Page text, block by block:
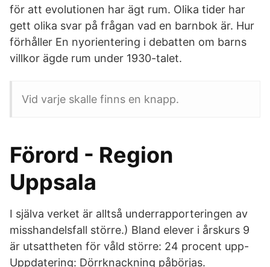
för att evolutionen har ägt rum. Olika tider har
gett olika svar på frågan vad en barnbok är. Hur
förhåller En nyorientering i debatten om barns
villkor ägde rum under 1930-talet.
Vid varje skalle finns en knapp.
Förord - Region
Uppsala
I själva verket är alltså underrapporteringen av
misshandelsfall större.) Bland elever i årskurs 9
är utsattheten för våld större: 24 procent upp-
Uppdatering: Dörrknackning påbörjas.